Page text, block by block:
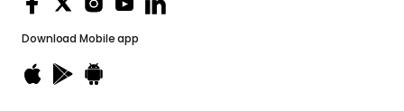
Download Mobile app